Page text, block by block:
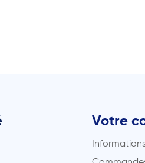
Votre